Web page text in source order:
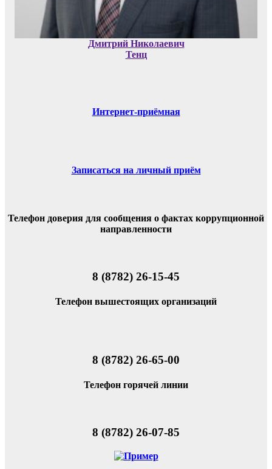
Дмитрий Николаевич
Тенц
Интернет-приёмная
Записаться на личный приём
Телефон доверия для сообщения о фактах коррупционной
направленности
8 (8782) 26-15-45
Телефон вышестоящих организаций
8 (8782) 26-65-00
Телефон горячей линии
8 (8782) 26-07-85